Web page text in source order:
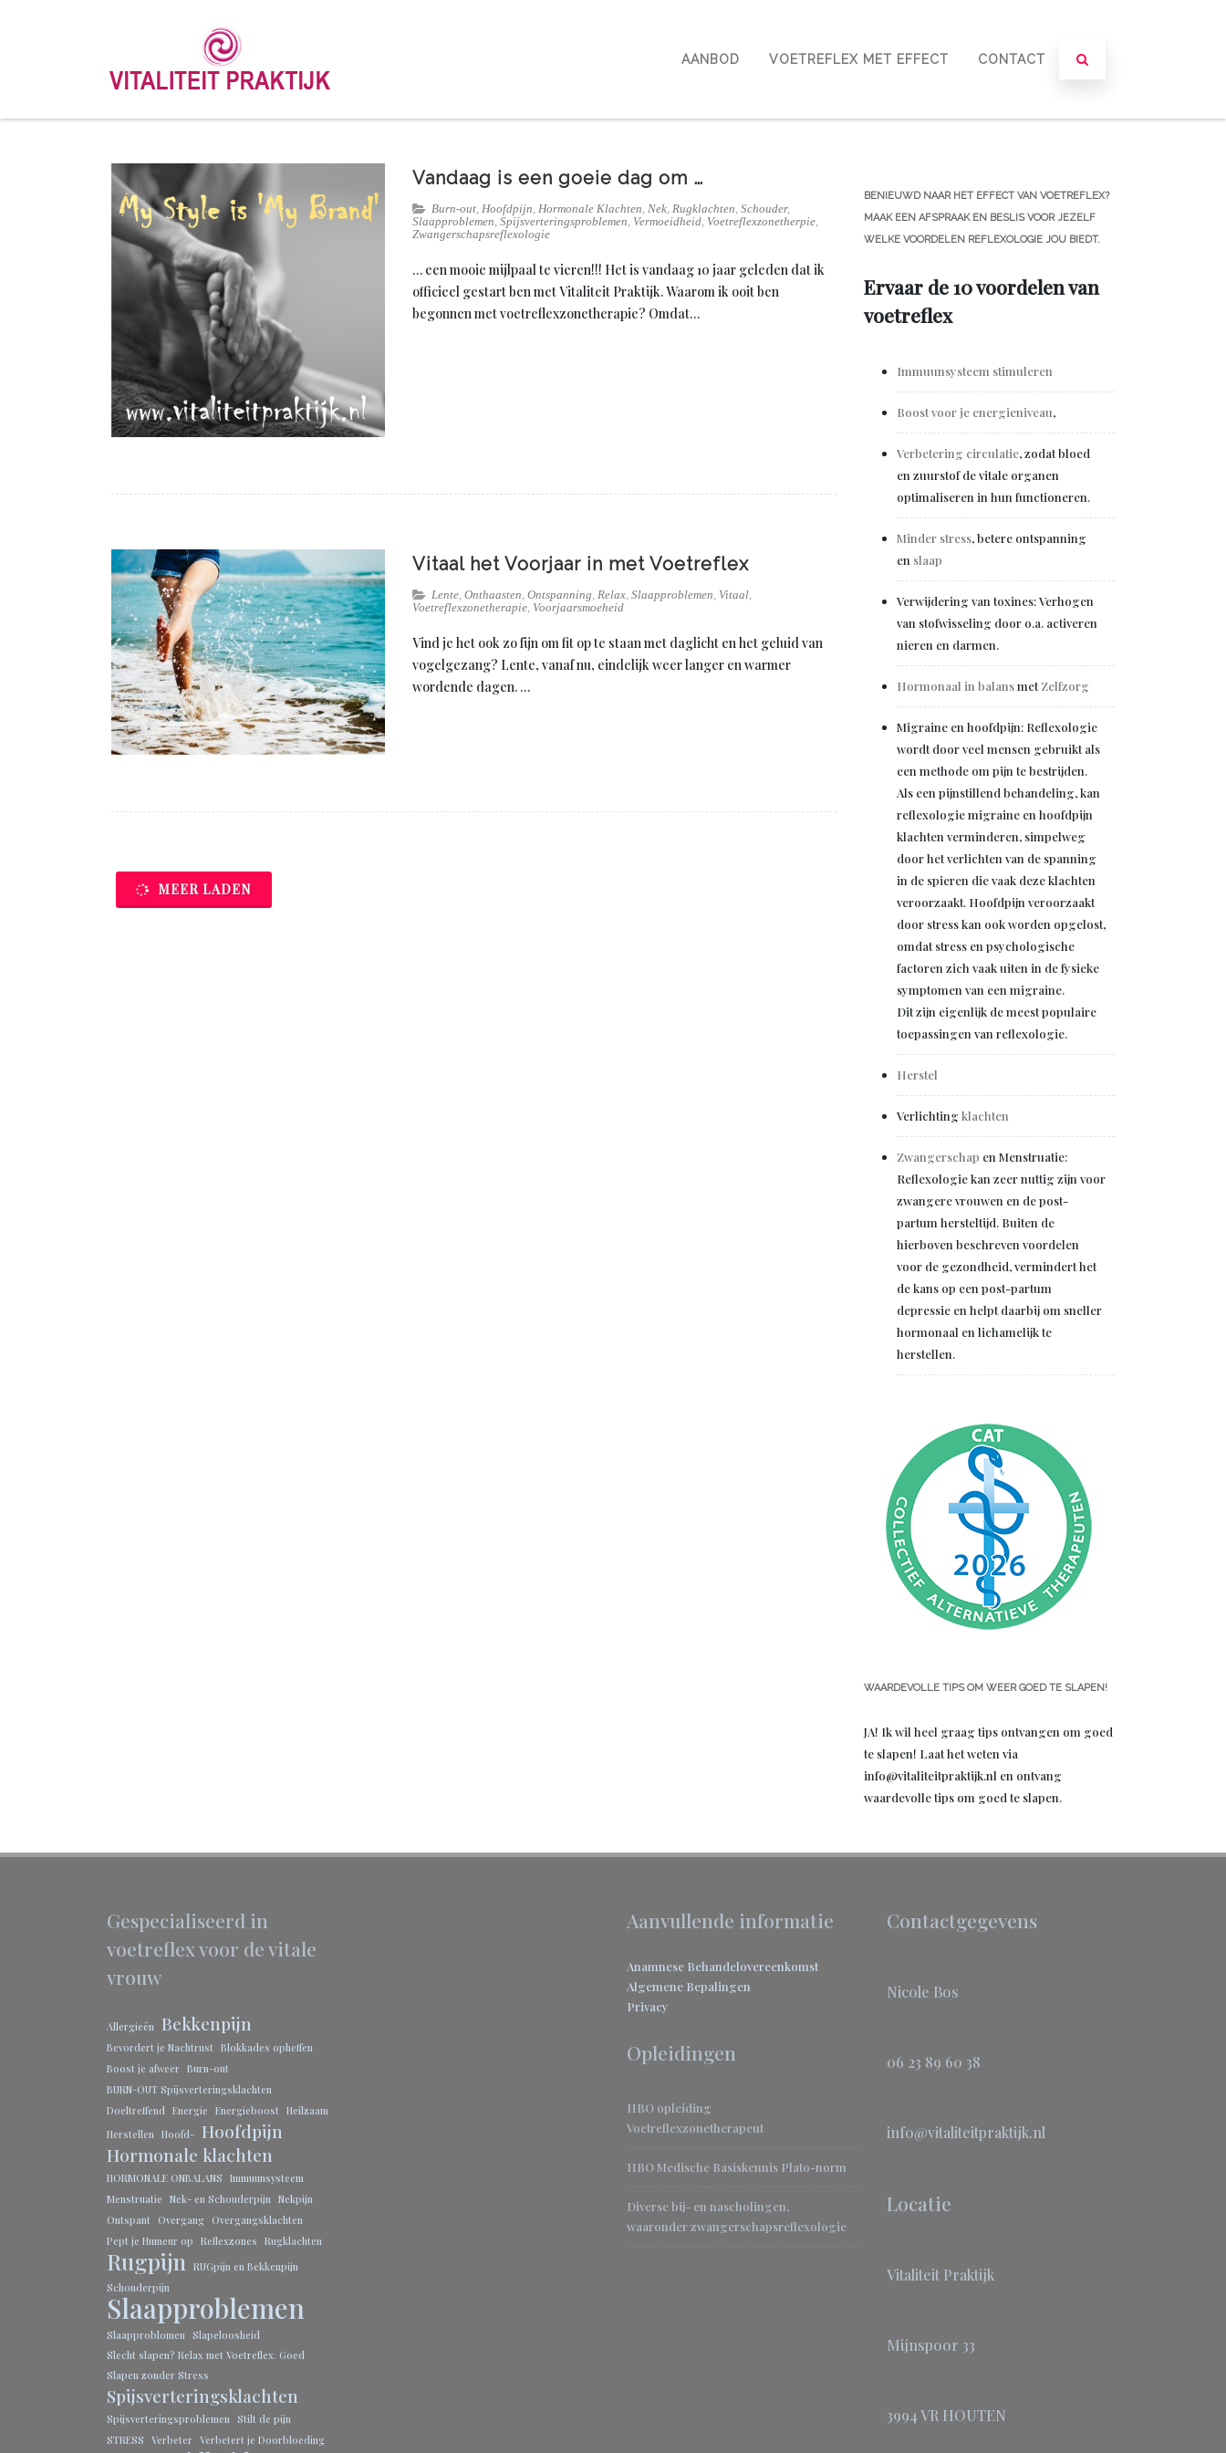
AANBOD VOETREFLEX MET EFFECT CONTACT
Vandaag is een goeie dag om …
Burn-out, Hoofdpijn, Hormonale Klachten, Nek, Rugklachten, Schouder,
Slaapproblemen, Spijsverteringsproblemen, Vermoeidheid, Voetreflexzonetherpie,
Zwangerschapsreflexologie
… een mooie mijlpaal te vieren!!! Het is vandaag 10 jaar geleden dat ik
officieel gestart ben met Vitaliteit Praktijk. Waarom ik ooit ben
begonnen met voetreflexzonetherapie? Omdat…
Vitaal het Voorjaar in met Voetreflex
Lente, Onthaasten, Ontspanning, Relax, Slaapproblemen, Vitaal,
Voetreflexzonetherapie, Voorjaarsmoeheid
Vind je het ook zo fijn om fit op te staan met daglicht en het geluid van
vogelgezang? Lente, vanaf nu, eindelijk weer langer en warmer
wordende dagen. …
MEER LADEN
BENIEUWD NAAR HET EFFECT VAN VOETREFLEX?
MAAK EEN AFSPRAAK EN BESLIS VOOR JEZELF
WELKE VOORDELEN REFLEXOLOGIE JOU BIEDT.
Ervaar de 10 voordelen van
voetreflex
Immuunsysteem stimuleren
Boost voor je energieniveau,
Verbetering circulatie, zodat bloed
en zuurstof de vitale organen
optimaliseren in hun functioneren.
Minder stress, betere ontspanning
en slaap
Verwijdering van toxines: Verhogen
van stofwisseling door o.a. activeren
nieren en darmen.
Hormonaal in balansmetZelfzorg
Migraine en hoofdpijn: Reflexologie
wordt door veel mensen gebruikt als
een methode om pijn te bestrijden.
Als een pijnstillend behandeling, kan
reflexologie migraine en hoofdpijn
klachten verminderen, simpelweg
door het verlichten van de spanning
in de spieren die vaak deze klachten
veroorzaakt. Hoofdpijn veroorzaakt
door stress kan ook worden opgelost,
omdat stress en psychologische
factoren zich vaak uiten in de fysieke
symptomen van een migraine.
Dit zijn eigenlijk de meest populaire
toepassingen van reflexologie.
Herstel
Verlichting klachten
Zwangerschap en Menstruatie:
Reflexologie kan zeer nuttig zijn voor
zwangere vrouwen en de post-
partum hersteltijd. Buiten de
hierboven beschreven voordelen
voor de gezondheid, vermindert het
de kans op een post-partum
depressie en helpt daarbij om sneller
hormonaal en lichamelijk te
herstellen.
WAARDEVOLLE TIPS OM WEER GOED TE SLAPEN!
JA! Ik wil heel graag tips ontvangen om goed
te slapen! Laat het weten via
info@vitaliteitpraktijk.nl en ontvang
waardevolle tips om goed te slapen.
Gespecialiseerd in
voetreflex voor de vitale
vrouw
Allergieën Bekkenpijn
Bevordert je Nachtrust Blokkades opheffen
Boost je afweer Burn-out
BURN-OUT Spijsverteringsklachten
Doeltreffend Energie Energieboost Heilzaam
Herstellen Hoofd- Hoofdpijn
Hormonale klachten
HORMONALE ONBALANS Immuunsysteem
Menstruatie Nek- en Schouderpijn Nekpijn
Ontspant
Overgang Overgangsklachten
Pept je Humeur op Reflexzones Rugklachten
Rugpijn
RUGpijn en Bekkenpijn
Schouderpijn
Slaapproblemen
Slaapproblomen Slapeloosheid
Slecht slapen? Relax met Voetreflex. Goed
Slapen zonder Stress
Spijsverteringsklachten
Spijsverteringsproblemen Stilt de pijn
STRESS Verbeter Verbetert je Doorbloeding
Aanvullende informatie
Anamnese Behandelovereenkomst
Algemene Bepalingen
Privacy
Opleidingen
HBO opleiding
Voetreflexzonetherapeut
HBO Medische Basiskennis Plato-norm
Diverse bij- en nascholingen,
waaronder zwangerschapsreflexologie
Contactgegevens
Nicole Bos
06 23 89 60 38
info@vitaliteitpraktijk.nl
Locatie
Vitaliteit Praktijk
Mijnspoor 33
3994 VR HOUTEN